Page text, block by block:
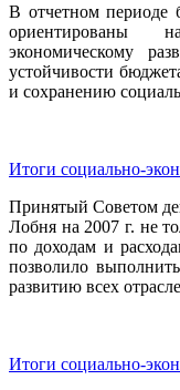
В отчетном периоде
ориентированы
экономическому
устойчивости
и сохранению
Итоги социально-
Принятый Советом
Лобня на 2007 г. не
по доходам и
позволило
развитию всех
Итоги социально-